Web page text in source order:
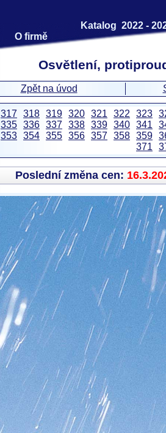
O firmě
Katalog 2022 -
Osvětlení,
Zpět na úvod
317 318 319 320 321 322 323
335 336 337 338 339 340 341
353 354 355 356 357 358 359
371
Poslední změna cen: